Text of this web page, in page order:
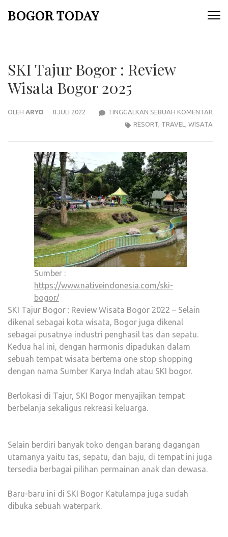
BOGOR TODAY
SKI Tajur Bogor : Review
Wisata Bogor 2025
OLEH ARYO 8 JULI 2022 TINGGALKAN SEBUAH KOMENTAR
RESORT, TRAVEL , WISATA
Sumber :
https://www.nativeindonesia.com/ski-
bogor/
SKI Tajur Bogor : Review Wisata Bogor 2022 – Selain
dikenal sebagai kota wisata, Bogor juga dikenal
sebagai pusatnya industri penghasil tas dan sepatu.
Kedua hal ini, dengan harmonis dipadukan dalam
sebuah tempat wisata bertema one stop shopping
dengan nama Sumber Karya Indah atau SKI bogor.
Berlokasi di Tajur, SKI Bogor menyajikan tempat
berbelanja sekaligus rekreasi keluarga.
Selain berdiri banyak toko dengan barang dagangan
utamanya yaitu tas, sepatu, dan baju, di tempat ini juga
tersedia berbagai pilihan permainan anak dan dewasa.
Baru-baru ini di SKI Bogor Katulampa juga sudah
dibuka sebuah waterpark.